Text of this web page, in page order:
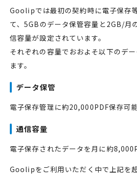
Goolipでは最初の契約時に電子保存
て、5GBのデータ保管容量と2GB/月
信容量が設定されています。
それぞれの容量でおおよそ以下のデ
ます。
データ保管
電子保存管理に約20,000PDF保存可
通信容量
電子保存されたデータを月に約
Goolipをご利用いただく中で上記を